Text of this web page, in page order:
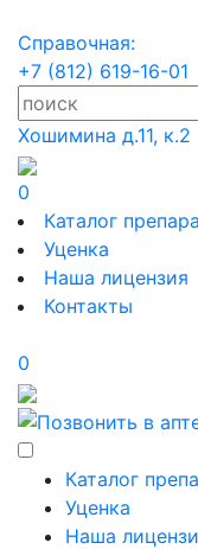
Справочная:
+7 (812) 619-16-01
Хошимина д.11, к.2
0
Каталог
Уценка
Наша лицензия
Контакты
0
Каталог
Уценка
Наша